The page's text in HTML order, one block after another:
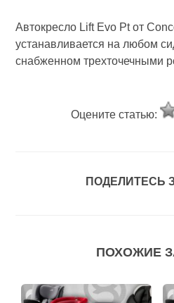
Автокресло Lift Evo Pt от
устанавливается на любом
снабженном трехточечными
Оцените статью:
ПОДЕЛИТЕСЬ
ПОХОЖИЕ